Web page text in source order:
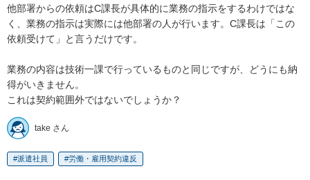
他部署からの依頼はC課長が具体的に業務の指示をするわけではな
く、業務の指示は実際には他部署の人が行います。C課長は「この
依頼受けて」と言うだけです。
業務の内容は技術一課で行っているものと同じですが、どうにも納
得がいきません。
これは契約範囲外ではないでしょうか？
take さん
派遣社員 労働・雇用契約違反